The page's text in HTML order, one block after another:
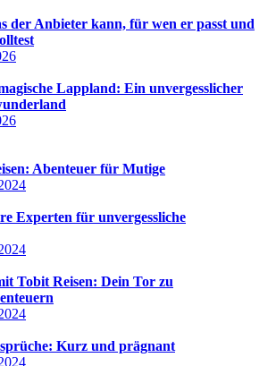
der Anbieter kann, für wen er passt und
Lappland: Ein unvergesslicher
Abenteuer für Mutige
Experten für unvergessliche
Tobit Reisen: Dein Tor zu
Kurz und prägnant